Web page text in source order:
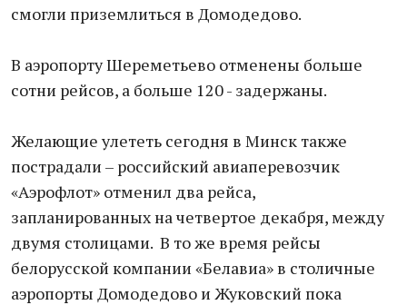
смогли приземлиться в Домодедово.
В аэропорту Шереметьево отменены больше
сотни рейсов, а больше 120 - задержаны.
Желающие улететь сегодня в Минск также
пострадали – российский авиаперевозчик
«Аэрофлот» отменил два рейса,
запланированных на четвертое декабря, между
двумя столицами. В то же время рейсы
белорусской компании «Белавиа» в столичные
аэропорты Домодедово и Жуковский пока